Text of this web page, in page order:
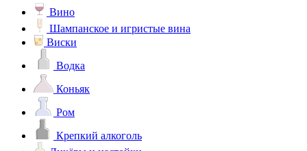
Вино
Шампанское и игристые вина
Виски
Водка
Коньяк
Ром
Крепкий алкоголь